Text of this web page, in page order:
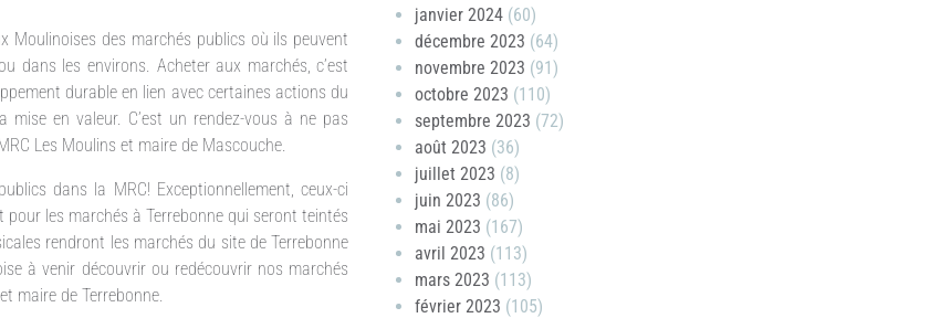
Moulinoises des marchés publics où ils peuvent
dans les environs. Acheter aux marchés, c’est
durable en lien avec certaines actions du
en valeur. C’est un rendez-vous à ne pas
Les Moulins et maire de Mascouche.
dans la MRC! Exceptionnellement, ceux-ci
les marchés à Terrebonne qui seront teintés
rendront les marchés du site de Terrebonne
à venir découvrir ou redécouvrir nos marchés
maire de Terrebonne.
janvier 2024 (60)
décembre 2023 (64)
novembre 2023 (91)
octobre 2023 (110)
septembre 2023 (72)
août 2023 (36)
juillet 2023 (8)
juin 2023 (86)
mai 2023 (167)
avril 2023 (113)
mars 2023 (113)
février 2023 (105)